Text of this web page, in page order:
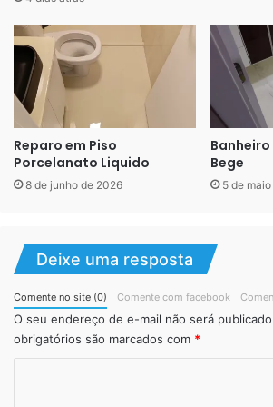
Resistência Mecânica
Com dureza superficial que
escala de lápis (equivalente a materiais
Reparo em Piso
Porcelanato Liquido
8 de junho de 2026
Banheiro
Bege
5 de
Deixe uma resposta
Comente no site (0) Comente com facebook
O seu endereço de e-mail não será
obrigatórios são marcados com *